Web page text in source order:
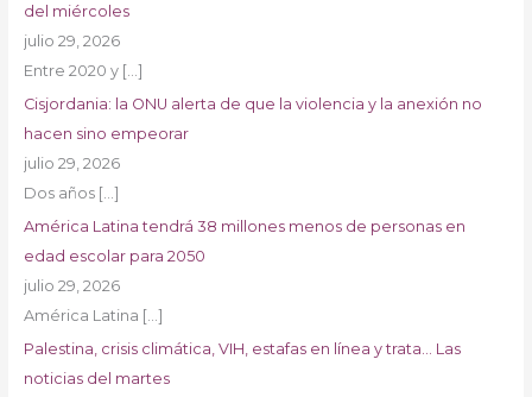
del miércoles
julio 29, 2026
Entre 2020 y […]
Cisjordania: la ONU alerta de que la violencia y la anexión no
hacen sino empeorar
julio 29, 2026
Dos años […]
América Latina tendrá 38 millones menos de personas en
edad escolar para 2050
julio 29, 2026
América Latina […]
Palestina, crisis climática, VIH, estafas en línea y trata… Las
noticias del martes